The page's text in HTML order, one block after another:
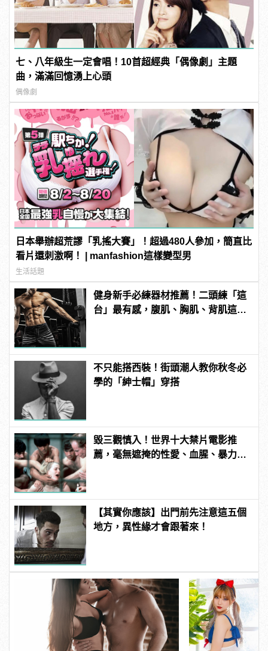
七、八年級生一定會唱！10首超經典「偶像劇」主題
曲，滿滿回憶湧上心頭
偶像劇
日本舉辦超荒謬「乳搖大賽」！超過480人參加，簡直比
看片還刺激啊！ | manfashion這樣變型男
生活話題
健身新手必練器材推薦！二頭練「這
台」最有感，腹肌、胸肌、背肌這樣
不只能搭西裝！街頭潮人教你秋冬必
學的「紳士帽」穿搭
毀三觀慎入！世界十大禁片電影推
薦，毫無遮掩的性愛、血腥、暴力、
【其實你應該】出門前先注意這五個
地方，異性緣才會跟著來！